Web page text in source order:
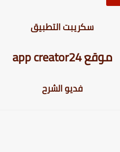
سكريبت التطبيق
موقع app creator24
فديو الشرح